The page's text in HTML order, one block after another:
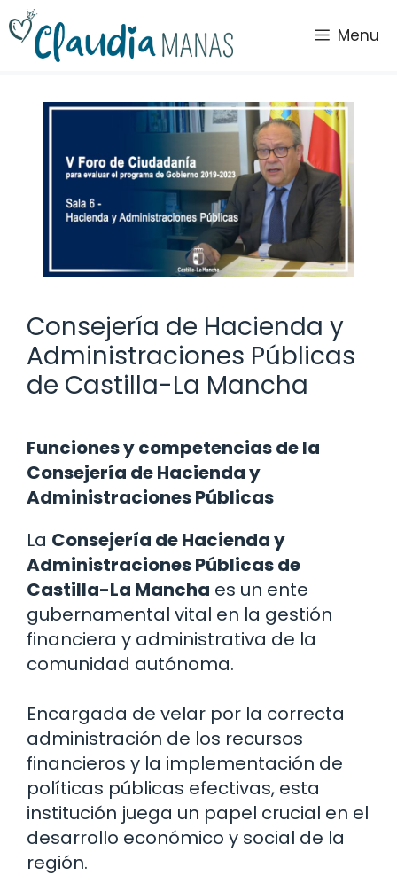
Saltar
al
contenido
Menu
Consejería de Hacienda y
Administraciones Públicas
de Castilla-La Mancha
Funciones y competencias de la
Consejería de Hacienda y
Administraciones Públicas
La Consejería de Hacienda y
Administraciones Públicas de
Castilla-La Mancha es un ente
gubernamental vital en la gestión
financiera y administrativa de la
comunidad autónoma.
Encargada de velar por la correcta
administración de los recursos
financieros y la implementación de
políticas públicas efectivas, esta
institución juega un papel crucial en el
desarrollo económico y social de la
región.